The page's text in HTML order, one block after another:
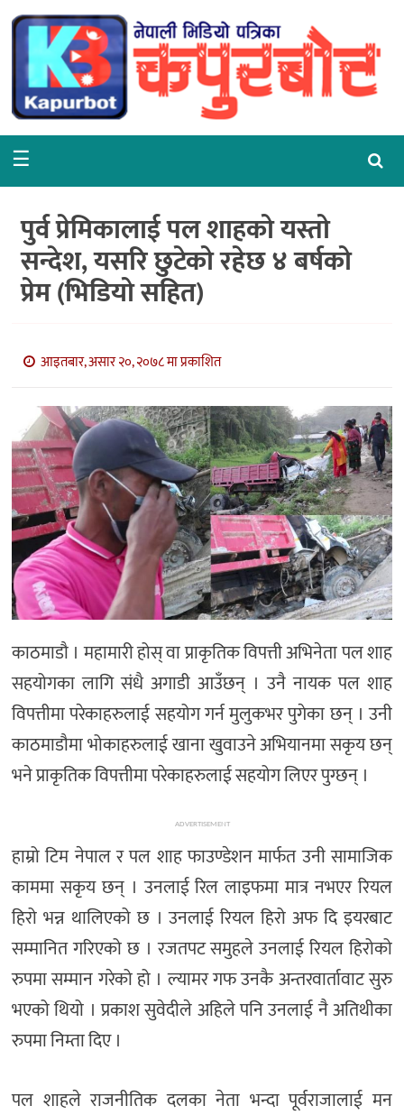
गृहपृष्ठ
समाचार
राजनीति
वरपर
शिक्षा
आर्थिक
अन्तर्वार्ता
मनोरञ्जन
खेल
प्रविधि
भिडियो
☰
पुर्व प्रेमिकालाई पल शाहको यस्तो
सन्देश, यसरि छुटेको रहेछ ४ बर्षको
प्रेम (भिडियो सहित)
आइतबार, असार २०, २०७८ मा प्रकाशित
काठमाडौ । महामारी होस् वा प्राकृतिक विपत्ती अभिनेता पल शाह
सहयोगका लागि संधै अगाडी आउँछन् । उनै नायक पल शाह
विपत्तीमा परेकाहरुलाई सहयोग गर्न मुलुकभर पुगेका छन् । उनी
काठमाडौमा भोकाहरुलाई खाना खुवाउने अभियानमा सकृय छन्
भने प्राकृतिक विपत्तीमा परेकाहरुलाई सहयोग लिएर पुग्छन् ।
ADVERTISEMENT
हाम्रो टिम नेपाल र पल शाह फाउण्डेशन मार्फत उनी सामाजिक
काममा सकृय छन् । उनलाई रिल लाइफमा मात्र नभएर रियल
हिरो भन्न थालिएको छ । उनलाई रियल हिरो अफ दि इयरबाट
सम्मानित गरिएको छ । रजतपट समुहले उनलाई रियल हिरोको
रुपमा सम्मान गरेको हो । ल्यामर गफ उनकै अन्तरवार्तावाट सुरु
भएको थियो । प्रकाश सुवेदीले अहिले पनि उनलाई नै अतिथीका
रुपमा निम्ता दिए ।
पल शाहले राजनीतिक दलका नेता भन्दा पूर्वराजालाई मन